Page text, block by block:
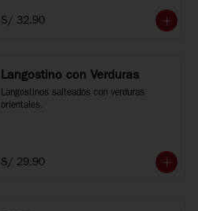
S/ 32.90
Langostino con Verduras
Langostinos salteados con verduras
orientales.
S/ 29.90